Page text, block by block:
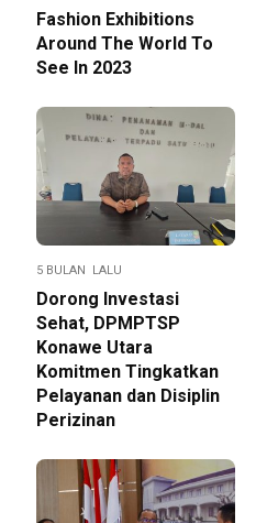
Fashion Exhibitions
Around The World To
See In 2023
5 BULAN LALU
Dorong Investasi
Sehat, DPMPTSP
Konawe Utara
Komitmen Tingkatkan
Pelayanan dan Disiplin
Perizinan